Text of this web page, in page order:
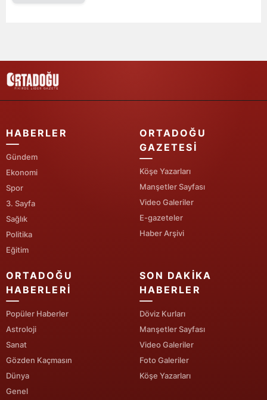
HABERLER
Gündem
Ekonomi
Spor
3. Sayfa
Sağlık
Politika
Eğitim
ORTADOĞU
GAZETESI
Köşe Yazarları
Manşetler Sayfası
Video Galeriler
E-gazeteler
Haber Arşivi
ORTADOĞU
HABERLERI
Popüler Haberler
Astroloji
Sanat
Gözden Kaçmasın
Dünya
Genel
SON DAKIKA
HABERLER
Döviz Kurları
Manşetler Sayfası
Video Galeriler
Foto Galeriler
Köşe Yazarları